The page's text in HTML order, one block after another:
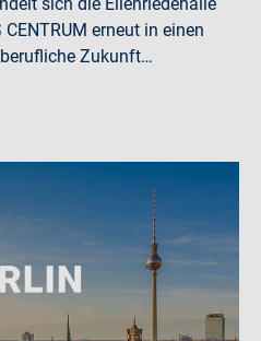
CENTRUM erneut in einen
Zukunft…